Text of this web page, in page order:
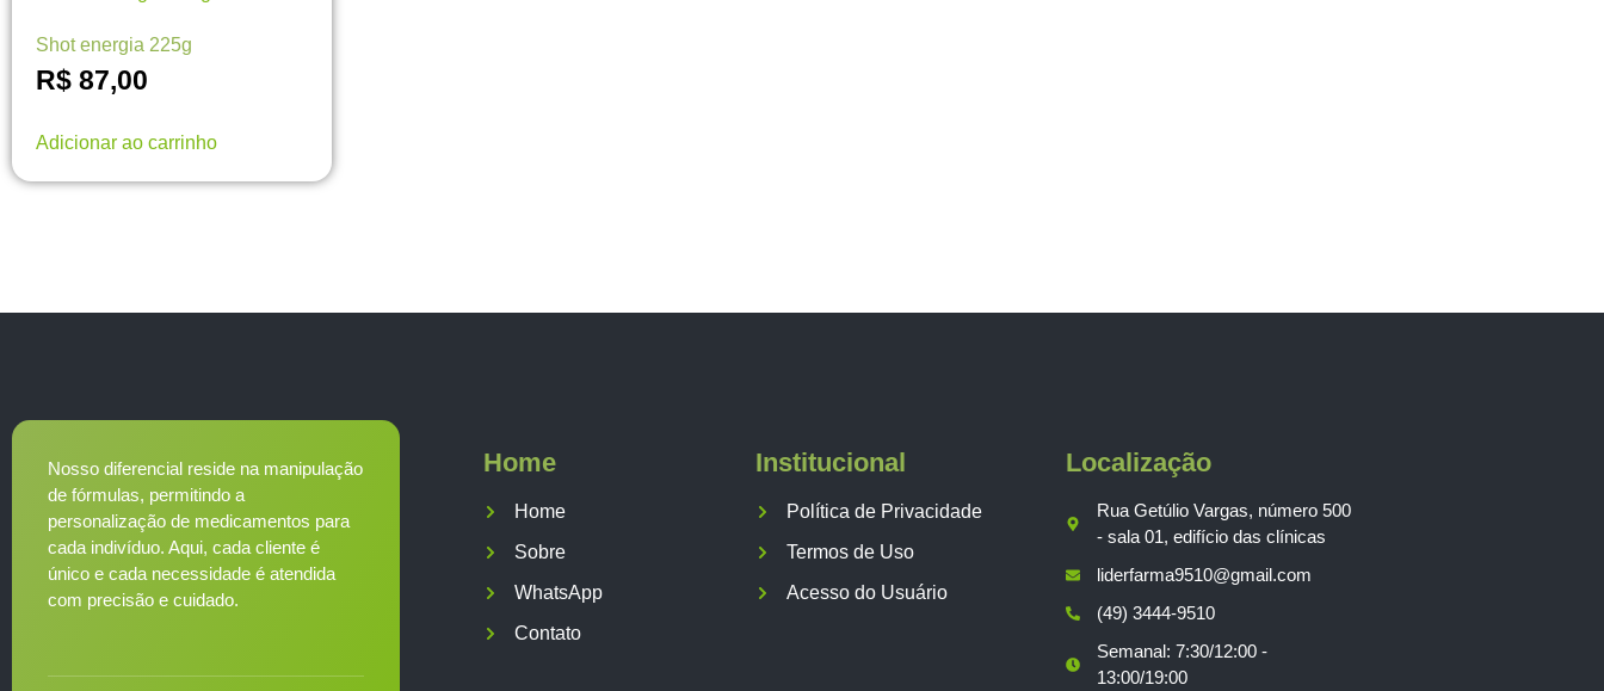
Shot energia 225g
R$ 87,00
Adicionar ao carrinho
Nosso diferencial reside na manipulação
de fórmulas, permitindo a
personalização de medicamentos para
cada indivíduo. Aqui, cada cliente é
único e cada necessidade é atendida
com precisão e cuidado.
Home
Home
Sobre
WhatsApp
Contato
Institucional
Política de Privacidade
Termos de Uso
Acesso do Usuário
Localização
Rua Getúlio Vargas, número 500
- sala 01, edifício das clínicas
liderfarma9510@gmail.com
(49) 3444-9510
Semanal: 7:30/12:00 -
13:00/19:00